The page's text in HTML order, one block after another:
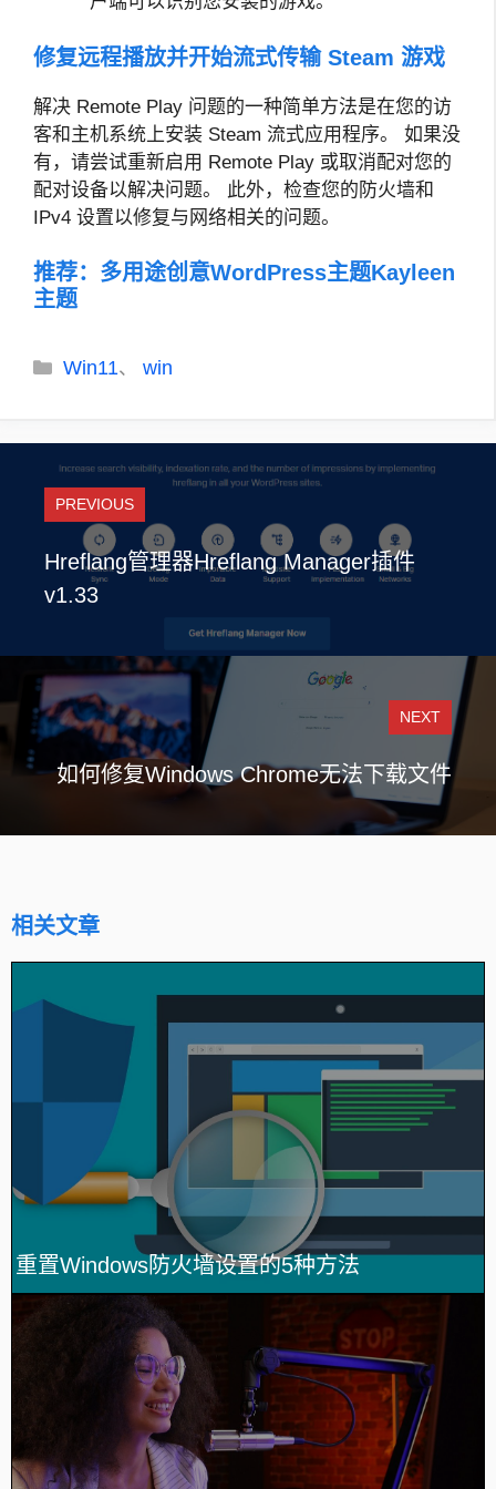
修复远程播放并开始流式传输 Steam 游戏
解决 Remote Play 问题的一种简单方法是在您的访
客和主机系统上安装 Steam 流式应用程序。 如果没
有，请尝试重新启用 Remote Play 或取消配对您的
配对设备以解决问题。 此外，检查您的防火墙和
IPv4 设置以修复与网络相关的问题。
推荐： 多用途创意WordPress主题Kayleen
主题
分
Win11、win
PREVIOUS
Hreflang管理器Hreflang Manager插件
v1.33
NEXT
如何修复Windows Chrome无法下载文件
相关文章
重置Windows防火墙设置的5种方法